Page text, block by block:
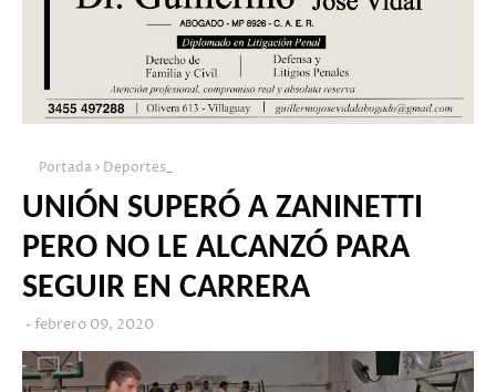
Portada Deportes_
UNIÓN SUPERÓ A ZANINETTI
PERO NO LE ALCANZÓ PARA
SEGUIR EN CARRERA
febrero 09, 2020